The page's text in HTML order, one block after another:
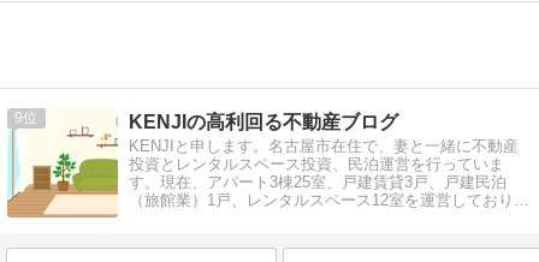
9 KENJIの高利回る不動産ブログ
KENJIと申します。名古屋市在住で、妻と一緒に不動産
投資とレンタルスペース投資、民泊運営を行っていま
す。現在、アパート3棟25室、戸建賃貸3戸、戸建民泊
（旅館業）1戸、レンタルスペース12室を運営しておりま